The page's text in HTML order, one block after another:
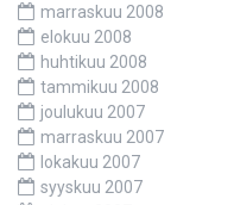
marraskuu 2008
elokuu 2008
huhtikuu 2008
tammikuu 2008
joulukuu 2007
marraskuu 2007
lokakuu 2007
syyskuu 2007